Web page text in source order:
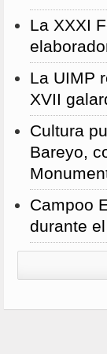
La XXXI
La UIMP
XVII
Cultura
Bareyo,
Campoo
durante